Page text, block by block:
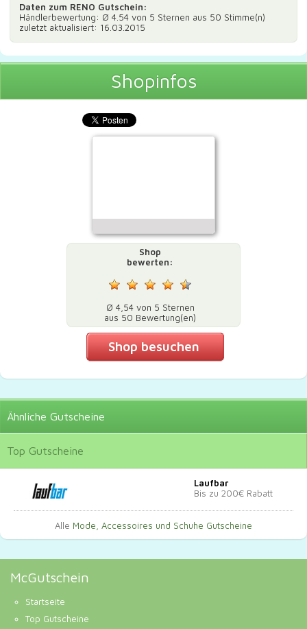
Daten zum RENO Gutschein:
Händlerbewertung: Ø 4.54 von 5 Sternen aus 50 Stimme(n)
zuletzt aktualisiert: 16.03.2015
Shopinfos
Shop
bewerten:
Ø 4,54 von 5 Sternen
aus 50 Bewertung(en)
Shop besuchen
Ähnliche Gutscheine
Top Gutscheine
Laufbar
Bis zu 200€ Rabatt
Alle Mode, Accessoires und Schuhe Gutscheine
McGutschein
Startseite
Top Gutscheine